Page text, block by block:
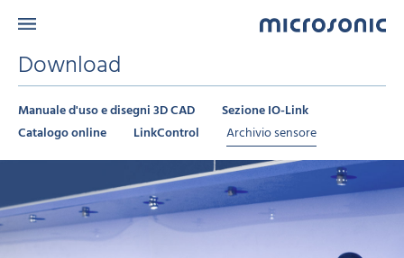
Download
Manuale d'uso e disegni 3D CAD
Sezione IO-Link
Catalogo online
LinkControl Archivio sensore